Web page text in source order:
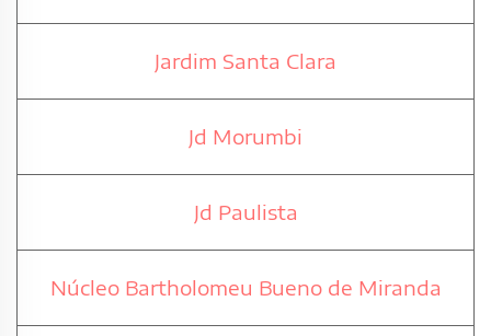
Jardim Santa Clara
Jd Morumbi
Jd Paulista
Núcleo Bartholomeu Bueno de Miranda